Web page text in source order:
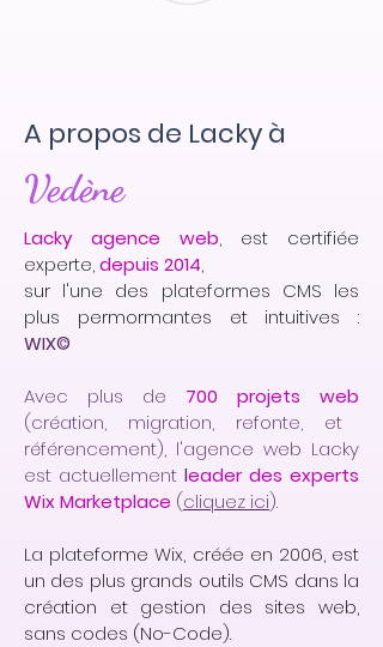
A propos de Lacky à
Vedène
Lacky agence web, est certifiée
experte,depuis 2014,
sur l'une des plateformes CMS les
plus permormantes et intuitives :
WIX©
Avec plus de
700 projets web
(création, migration, refonte, et
référencement), l'agence web Lacky
est actuellement leader des experts
Wix Marketplace (cliquez ici).
La plateforme Wix, créée en 2006, est
un des plus grands outils CMS dans la
création et gestion des sites web,
sans codes (No-Code).